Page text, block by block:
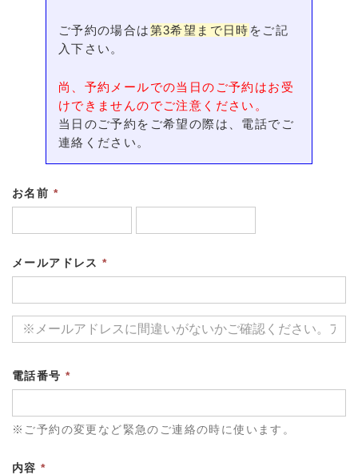
ご予約の場合は第3希望まで日時 をご記
入下さい。
尚、予約メールでの当日のご予約はお受
けできませんのでご注意ください。
当日のご予約をご希望の際は、電話でご
連絡ください。
お名前 *
メールアドレス*
電話番号 *
※ご予約の変更など緊急のご連絡の時に使います。
内容*